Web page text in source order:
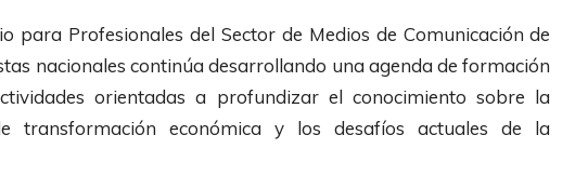
para Profesionales del Sector de Medios de Comunicación de
nacionales continúa desarrollando una agenda de formación
orientadas a profundizar el conocimiento sobre la
transformación económica y los desafíos actuales de la